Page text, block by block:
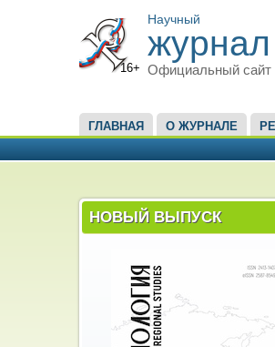
16+
Научный
журнал
Официальный сайт
ГЛАВНОЕ МЕНЮ
ГЛАВНАЯ О ЖУРНАЛЕ
НОВЫЙ ВЫПУСК